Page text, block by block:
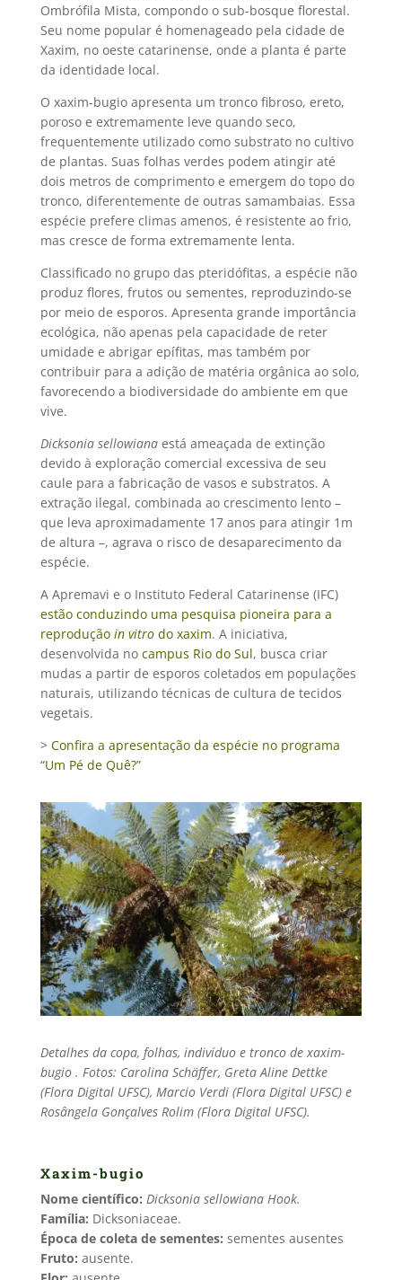
Ombrófila Mista, compondo o sub-bosque florestal.
Seu nome popular é homenageado pela cidade de
Xaxim, no oeste catarinense, onde a planta é parte
da identidade local.
O xaxim-bugio apresenta um tronco fibroso, ereto,
poroso e extremamente leve quando seco,
frequentemente utilizado como substrato no cultivo
de plantas. Suas folhas verdes podem atingir até
dois metros de comprimento e emergem do topo do
tronco, diferentemente de outras samambaias. Essa
espécie prefere climas amenos, é resistente ao frio,
mas cresce de forma extremamente lenta.
Classificado no grupo das pteridófitas, a espécie não
produz flores, frutos ou sementes, reproduzindo-se
por meio de esporos. Apresenta grande importância
ecológica, não apenas pela capacidade de reter
umidade e abrigar epífitas, mas também por
contribuir para a adição de matéria orgânica ao solo,
favorecendo a biodiversidade do ambiente em que
vive.
Dicksonia sellowianaestá ameaçada de extinção
devido à exploração comercial excessiva de seu
caule para a fabricação de vasos e substratos. A
extração ilegal, combinada ao crescimento lento –
que leva aproximadamente 17 anos para atingir 1m
de altura –, agrava o risco de desaparecimento da
espécie.
A Apremavi e o Instituto Federal Catarinense (IFC)
estão conduzindo uma pesquisa pioneira para a
reprodução in vitrodo xaxim. A iniciativa,
desenvolvida no campus Rio do Sul, busca criar
mudas a partir de esporos coletados em populações
naturais, utilizando técnicas de cultura de tecidos
vegetais.
​> Confira a apresentação da espécie no programa
“Um Pé de Quê?”
Detalhes da copa, folhas, indivíduo e tronco de xaxim-
bugio . Fotos: Carolina Schäffer, Greta Aline Dettke
(Flora Digital UFSC), Marcio Verdi (Flora Digital UFSC) e
Rosângela Gonçalves Rolim (Flora Digital UFSC).
Xaxim-bugio
Nome científico: Dicksonia sellowiana Hook.
Família: Dicksoniaceae.
Época de coleta de sementes: sementes ausentes
Fruto: ausente.